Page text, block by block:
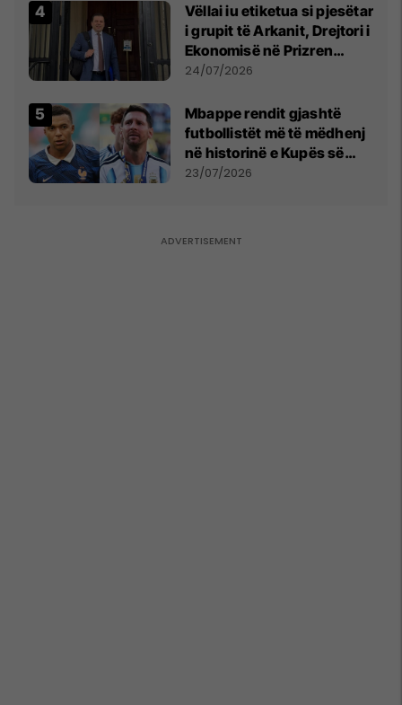
Vëllai iu etiketua si pjesëtar
i grupit të Arkanit, Drejtori i
Ekonomisë në Prizren
mohon pretendimet
24/07/2026
Mbappe rendit gjashtë
futbollistët më të mëdhenj
në historinë e Kupës së
Botës, Messi mbetet i dyti
23/07/2026